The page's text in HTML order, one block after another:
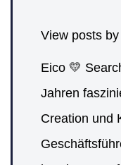
View posts
Eico 💛
Jahren
Creation und